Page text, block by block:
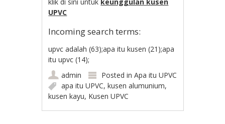
UPVC
Incoming search terms:
upvc adalah (63);apa itu kusen (21);apa
itu upvc (14);
admin
Posted inApa itu UPVC
apa itu UPVC,kusen alumunium,
kusen kayu, Kusen UPVC